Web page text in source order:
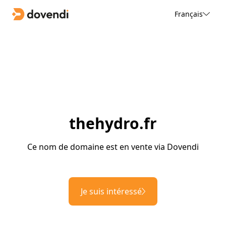
Français
thehydro.fr
Ce nom de domaine est en vente via Dovendi
Je suis intéressé